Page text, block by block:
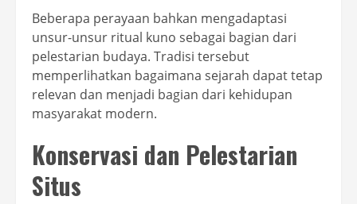
Beberapa perayaan bahkan mengadaptasi
unsur-unsur ritual kuno sebagai bagian dari
pelestarian budaya. Tradisi tersebut
memperlihatkan bagaimana sejarah dapat tetap
relevan dan menjadi bagian dari kehidupan
masyarakat modern.
Konservasi dan Pelestarian
Situs